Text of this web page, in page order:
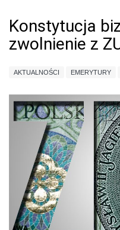
Konstytucja
zwolnienie z
AKTUALNOŚCI EMERYTURY